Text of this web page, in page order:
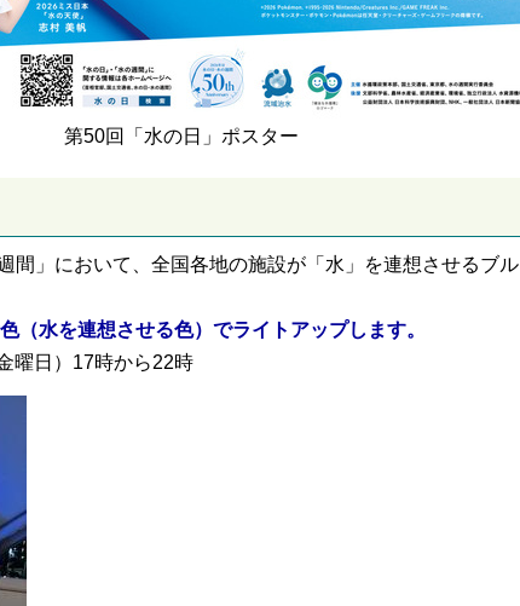
第50回「水の日」ポスター
間」において、全国各地の施設が「水」を連想させるブル
（水を連想させる色）でライトアップします。
曜日）17時から22時